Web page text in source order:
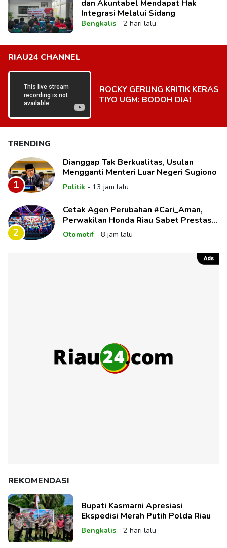
dan Akuntabel Mendapat Hak
Integrasi Melalui Sidang
Bengkalis- 2 hari lalu
RIAU24 CHANNEL
ROCKY GERUNG KRITIK KERAS
TIYO UGM: BODOH DIA!
TRENDING
1
Dianggap Tak Berkualitas, Usulan
Mengganti Menteri Luar Negeri Sugiono
Politik - 13 jam lalu
2
Cetak Agen Perubahan #Cari_Aman,
Perwakilan Honda Riau Sabet Prestasi
di Panggung Nasional
Otomotif - 8 jam lalu
REKOMENDASI
Bupati Kasmarni Apresiasi
Ekspedisi Merah Putih Polda Riau
Bengkalis- 2 hari lalu